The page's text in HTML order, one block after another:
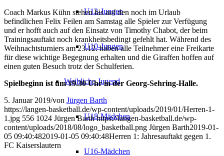
U12-Jungen
U10-Jungen
Weibliche Jugend
U18-Mädchen
U16-Mädchen
Coach Markus Kühn stehen bis auf den noch im Urlaub
befindlichen Felix Feilen am Samstag alle Spieler zur Verfügung
und er hofft auch auf den Einsatz von Timothy Chabot, der beim
Trainingsauftakt noch krankheitsbedingt gefehlt hat. Während des
Weihnachtsturniers am 23.12. haben alle Teilnehmer eine Freikarte
für diese wichtige Begegnung erhalten und die Giraffen hoffen auf
einen guten Besuch trotz der Schulferien.
Spielbeginn ist um 19.30 Uhr in der Georg-Sehring-Halle.
5. Januar 2019/von Jürgen Barth
https://langen-basketball.de/wp-content/uploads/2019/01/Herren-1-
1.jpg 556 1024 Jürgen Barth https://langen-basketball.de/wp-
content/uploads/2018/08/logo_basketball.png Jürgen Barth2019-01-
05 09:40:482019-01-05 09:40:48Herren 1: Jahresauftakt gegen 1.
FC Kaiserslautern